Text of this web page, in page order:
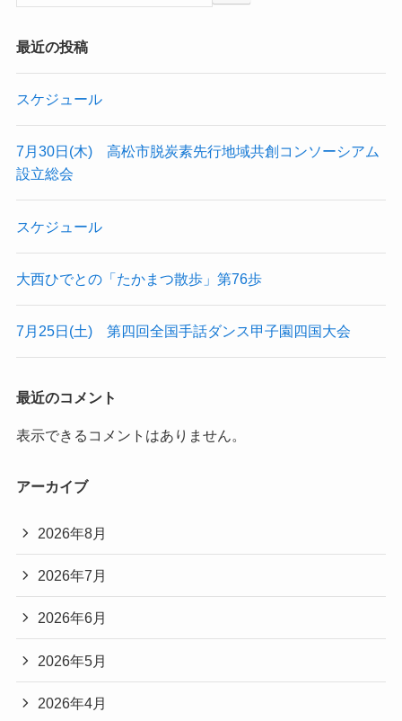
最近の投稿
スケジュール
7月30日(木) 高松市脱炭素先行地域共創コンソーシアム
設立総会
スケジュール
大西ひでとの「たかまつ散歩」第76歩
7月25日(土) 第四回全国手話ダンス甲子園四国大会
最近のコメント
表示できるコメントはありません。
アーカイブ
2026年8月
2026年7月
2026年6月
2026年5月
2026年4月